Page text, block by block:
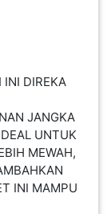
INI DIREKA
JANGKA
UNTUK
MEWAH,
INI MAMPU